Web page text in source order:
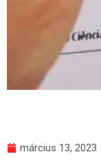
március 13, 2023